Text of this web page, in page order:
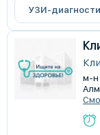
УЗИ-
м-н